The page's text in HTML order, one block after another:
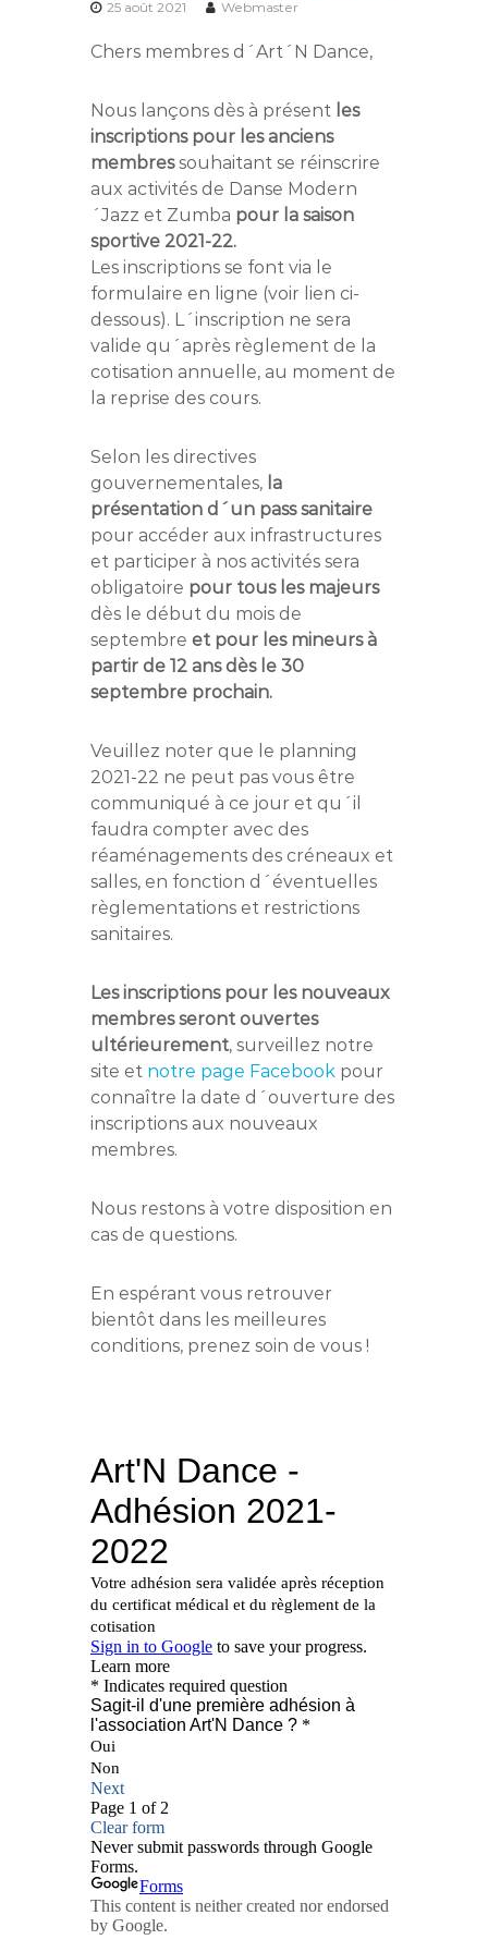
25 août 2021 Webmaster
Chers membres d´Art´N Dance,
Nous lançons dès à présent les
inscriptions pour les anciens
membressouhaitant se réinscrire
aux activités de Danse Modern
´Jazz et Zumba pour la saison
sportive 2021-22.
Les inscriptions se font via le
formulaire en ligne (voir lien ci-
dessous). L´inscription ne sera
valide qu´après règlement de la
cotisation annuelle, au moment de
la reprise des cours.
Selon les directives
gouvernementales, la
présentation d´un pass sanitaire
pour accéder aux infrastructures
et participer à nos activités sera
obligatoire pour tous les majeurs
dès le début du mois de
septembre et pour les mineurs à
partir de 12 ans dès le 30
septembre prochain.
Veuillez noter que le planning
2021-22 ne peut pas vous être
communiqué à ce jour et qu´il
faudra compter avec des
réaménagements des créneaux et
salles, en fonction d´éventuelles
règlementations et restrictions
sanitaires.
Les inscriptions pour les nouveaux
membres seront ouvertes
ultérieurement, surveillez notre
site et notre page Facebook pour
connaître la date d´ouverture des
inscriptions aux nouveaux
membres.
Nous restons à votre disposition en
cas de questions.
En espérant vous retrouver
bientôt dans les meilleures
conditions, prenez soin de vous !